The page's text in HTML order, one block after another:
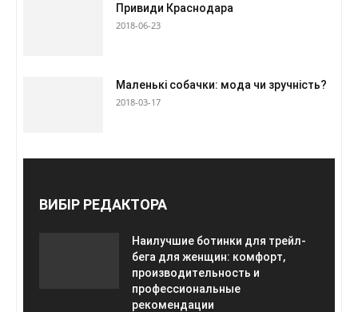
Привиди Краснодара
2018-06-23
Маленькі собачки: мода чи зручність?
2018-03-17
ВИБІР РЕДАКТОРА
Наилучшие ботинки для трейл-
бега для женщин: комфорт,
производительность и
профессиональные
рекомендации